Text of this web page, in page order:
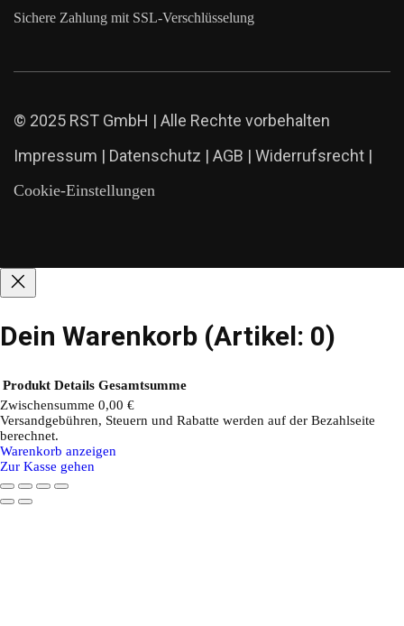
Sichere Zahlung mit SSL-Verschlüsselung
© 2025 RST GmbH | Alle Rechte vorbehalten
Impressum | Datenschutz | AGB | Widerrufsrecht |
Cookie-Einstellungen
Dein Warenkorb (Artikel: 0)
Produkte
im
Warenkorb
Produkt Details Gesamtsumme
Zwischensumme 0,00 €
Versandgebühren, Steuern und Rabatte werden auf der Bezahlseite
berechnet.
Warenkorb anzeigen
Zur Kasse gehen